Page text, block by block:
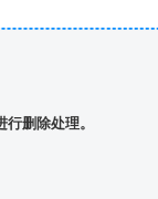
行删除处理。